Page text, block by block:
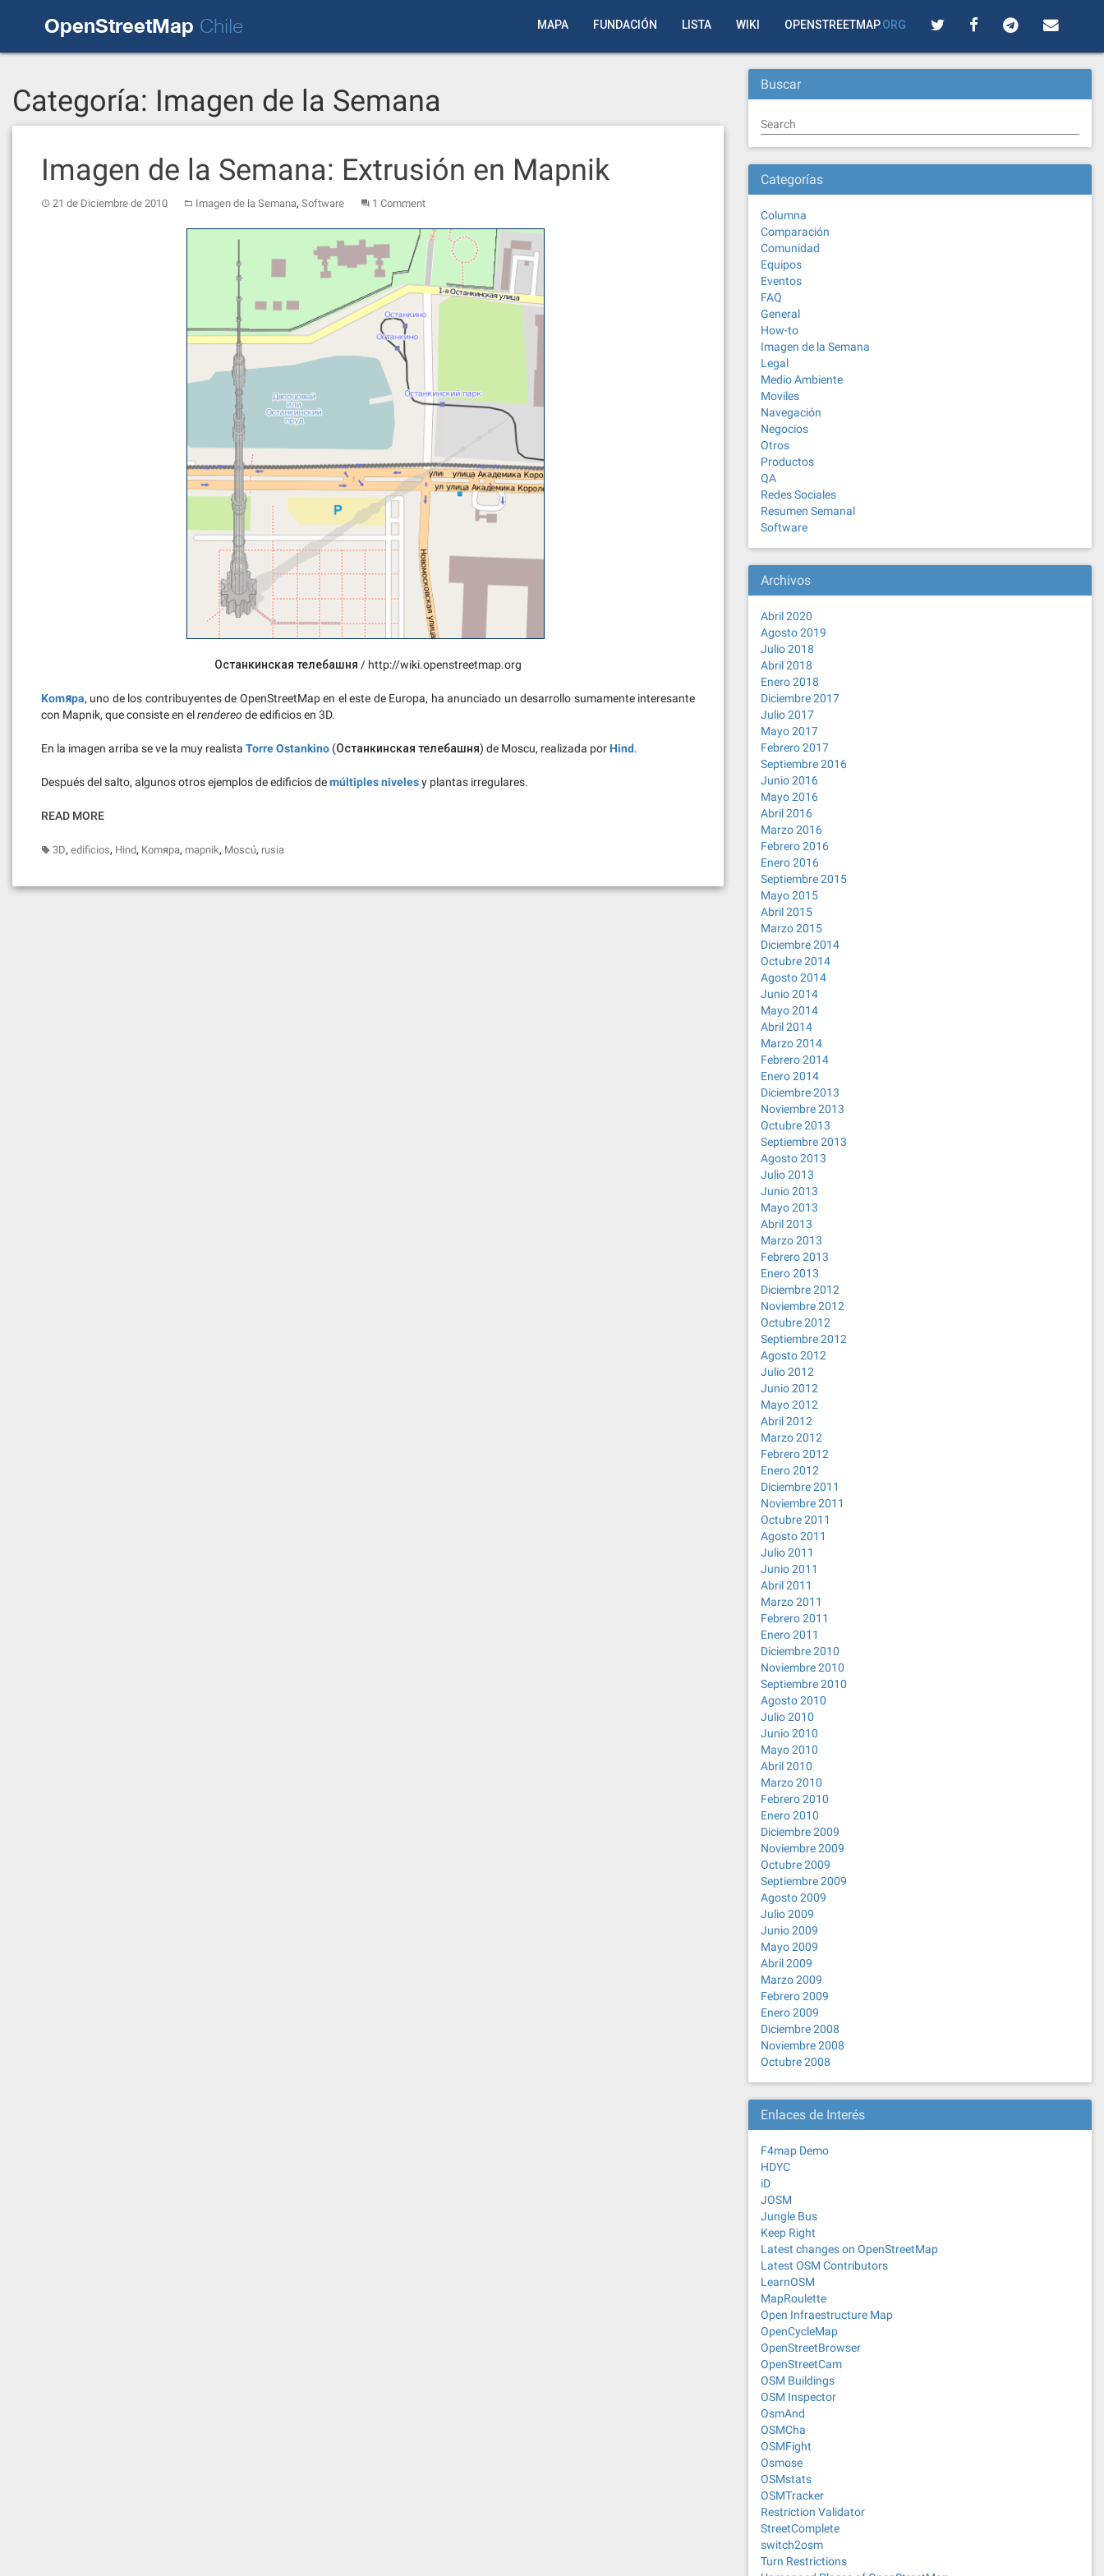
OpenStreetMap Chile MAPA FUNDACIÓN LISTA WIKI OPENSTREETMAP.ORG
Categoría: Imagen de la Semana
Imagen de la Semana: Extrusión en Mapnik
21 de Diciembre de 2010 Imagen de la Semana, Software 1 Comment
Останкинская телебашня / http://wiki.openstreetmap.org
Komяpa, uno de los contribuyentes de OpenStreetMap en el este de Europa, ha anunciado un desarrollo sumamente interesante
con Mapnik, que consiste en elrendereo de edificios en 3D.
En la imagen arriba se ve la muy realista Torre Ostankino (Останкинская телебашня) de Moscu, realizada por Hind.
Después del salto, algunos otros ejemplos de edificios demúltiples nivelesy plantas irregulares.
READ MORE
3D, edificios, Hind, Komяpa, mapnik, Moscú, rusia
Buscar
Search
Categorías
Columna
Comparación
Comunidad
Equipos
Eventos
FAQ
General
How-to
Imagen de la Semana
Legal
Medio Ambiente
Moviles
Navegación
Negocios
Otros
Productos
QA
Redes Sociales
Resumen Semanal
Software
Archivos
Abril 2020
Agosto 2019
Julio 2018
Abril 2018
Enero 2018
Diciembre 2017
Julio 2017
Mayo 2017
Febrero 2017
Septiembre 2016
Junio 2016
Mayo 2016
Abril 2016
Marzo 2016
Febrero 2016
Enero 2016
Septiembre 2015
Mayo 2015
Abril 2015
Marzo 2015
Diciembre 2014
Octubre 2014
Agosto 2014
Junio 2014
Mayo 2014
Abril 2014
Marzo 2014
Febrero 2014
Enero 2014
Diciembre 2013
Noviembre 2013
Octubre 2013
Septiembre 2013
Agosto 2013
Julio 2013
Junio 2013
Mayo 2013
Abril 2013
Marzo 2013
Febrero 2013
Enero 2013
Diciembre 2012
Noviembre 2012
Octubre 2012
Septiembre 2012
Agosto 2012
Julio 2012
Junio 2012
Mayo 2012
Abril 2012
Marzo 2012
Febrero 2012
Enero 2012
Diciembre 2011
Noviembre 2011
Octubre 2011
Agosto 2011
Julio 2011
Junio 2011
Abril 2011
Marzo 2011
Febrero 2011
Enero 2011
Diciembre 2010
Noviembre 2010
Septiembre 2010
Agosto 2010
Julio 2010
Junio 2010
Mayo 2010
Abril 2010
Marzo 2010
Febrero 2010
Enero 2010
Diciembre 2009
Noviembre 2009
Octubre 2009
Septiembre 2009
Agosto 2009
Julio 2009
Junio 2009
Mayo 2009
Abril 2009
Marzo 2009
Febrero 2009
Enero 2009
Diciembre 2008
Noviembre 2008
Octubre 2008
Enlaces de Interés
F4map Demo
HDYC
iD
JOSM
Jungle Bus
Keep Right
Latest changes on OpenStreetMap
Latest OSM Contributors
LearnOSM
MapRoulette
Open Infraestructure Map
OpenCycleMap
OpenStreetBrowser
OpenStreetCam
OSM Buildings
OSM Inspector
OsmAnd
OSMCha
OSMFight
Osmose
OSMstats
OSMTracker
Restriction Validator
StreetComplete
switch2osm
Turn Restrictions